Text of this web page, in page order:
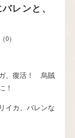
レンと、
(0)
、復活！ 烏賊
！
イカ、バレンな